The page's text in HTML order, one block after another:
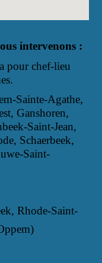
intervenons :
pour chef-lieu
Sainte-Agathe,
Ganshoren,
Saint-Jean,
Schaerbeek,
Saint-
Rhode-Saint-